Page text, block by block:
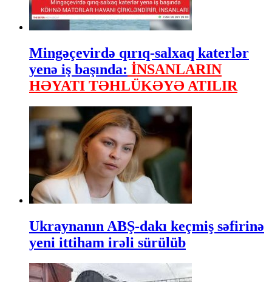
Mingəçevirdə qırıq-salxaq katerlər
yenə iş başında: İNSANLARIN
HƏYATI TƏHLÜKƏYƏ ATILIR
Ukraynanın ABŞ-dakı keçmiş səfirinə
yeni ittiham irəli sürülüb